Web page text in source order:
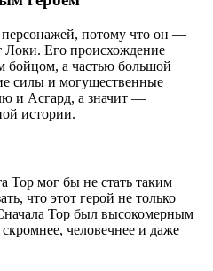
потому что он —
Локи. Его происхождение
бойцом, а частью большой
силы и могущественные
и Асгард, а значит —
истории.
Тор мог бы не стать таким
что этот герой не только
Тор был высокомерным
человечнее и даже